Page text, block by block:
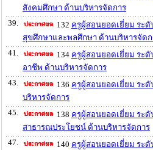
สังคมศึกษา ด้านบริหารจัดการ
39.
132 ครูผู้สอนยอดเยี่ยม ระดั
สุขศึกษาและพลศึกษา ด้านบริหารจัดก
41.
134 ครูผู้สอนยอดเยี่ยม ระดั
อาชีพ ด้านบริหารจัดการ
43.
136 ครูผู้สอนยอดเยี่ยม ระ
บริหารจัดการ
45.
138 ครูผู้สอนยอดเยี่ยม ระ
สาธารณประโยชน์ ด้านบริหารจัดการ
47.
140 ครูผู้สอนยอดเยี่ยม ระ